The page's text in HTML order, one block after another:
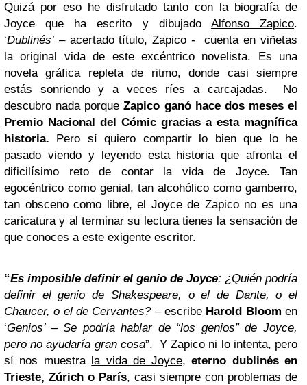
Quizá por eso he disfrutado tanto con la biografía de
Joyce que ha escrito y dibujado Alfonso Zapico.
‘Dublinés’ – acertado título, Zapico - cuenta en viñetas
la original vida de este excéntrico novelista. Es una
novela gráfica repleta de ritmo, donde casi siempre
estás sonriendo y a veces ríes a carcajadas. No
descubro nada porqueZapico ganó hace dos meses el
Premio Nacional del Cómic gracias a esta magnífica
historia. Pero sí quiero compartir lo bien que lo he
pasado viendo y leyendo esta historia que afronta el
dificilísimo reto de contar la vida de Joyce. Tan
egocéntrico como genial, tan alcohólico como gamberro,
tan obsceno como libre, el Joyce de Zapico no es una
caricatura y al terminar su lectura tienes la sensación de
que conoces a este exigente escritor.
“Es imposible definir el genio de Joyce: ¿Quién podría
definir el genio de Shakespeare, o el de Dante, o el
Chaucer, o el de Cervantes? – escribe Harold Bloom en
‘Genios’– Se podría hablar de “los genios” de Joyce,
pero no ayudaría gran cosa”. Y Zapico ni lo intenta, pero
sí nos muestra la vida de Joyce,eterno dublinés en
Trieste, Zúrich o París, casi siempre con problemas de